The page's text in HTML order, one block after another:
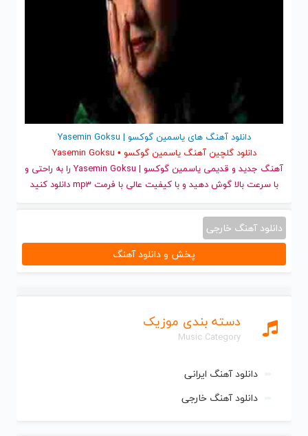
دسته بندی موزیک
Music Category
دانلود آهنگ ایرانی
دانلود آهنگ خارجی
دانلود آهنگ های یاسمین گوکسو | Yasemin Goksu
دانلود گلچین آهنگ یاسمین گوکسو • Yasemin Goksu
آهنگ جدید
و قدیمی یاسمین گوکسو | Yasemin Goksu را به راحتی و
با سرعت بالا گوش دهید و با کیفیت عالی با فرمت mp3 دانلود کنید
دانلود آهنگ خارجی
پخش و دانلود آهنگ